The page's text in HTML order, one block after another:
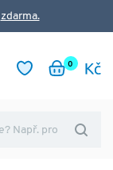
zdarma.
0